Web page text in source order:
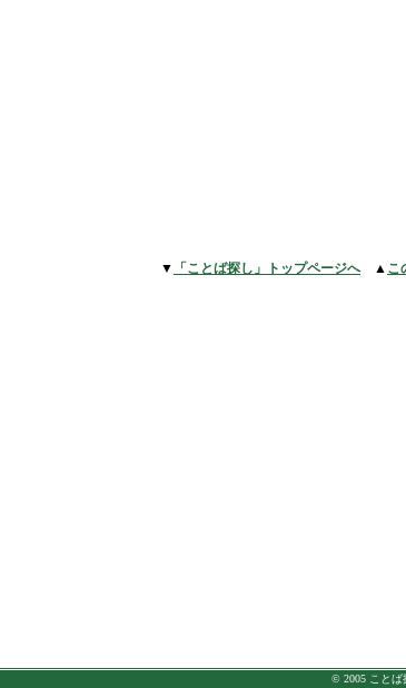
▼ 「ことば探し」トップページへ▲ こ
© 2005 ことば